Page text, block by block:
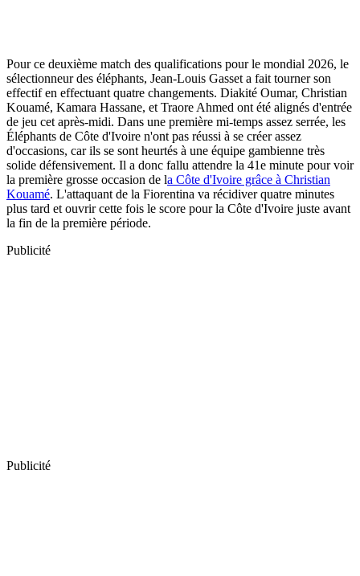
Pour ce deuxième match des qualifications pour le mondial 2026, le
sélectionneur des éléphants, Jean-Louis Gasset a fait tourner son
effectif en effectuant quatre changements. Diakité Oumar, Christian
Kouamé, Kamara Hassane, et Traore Ahmed ont été alignés d'entrée
de jeu cet après-midi. Dans une première mi-temps assez serrée, les
Éléphants de Côte d'Ivoire n'ont pas réussi à se créer assez
d'occasions, car ils se sont heurtés à une équipe gambienne très
solide défensivement. Il a donc fallu attendre la 41e minute pour voir
la première grosse occasion de la Côte d'Ivoire grâce à Christian
Kouamé. L'attaquant de la Fiorentina va récidiver quatre minutes
plus tard et ouvrir cette fois le score pour la Côte d'Ivoire juste avant
la fin de la première période.
Publicité
Publicité